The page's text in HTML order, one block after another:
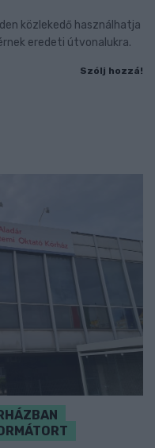
közlekedő használhatja
eredeti útvonalukra.
Szólj hozzá!